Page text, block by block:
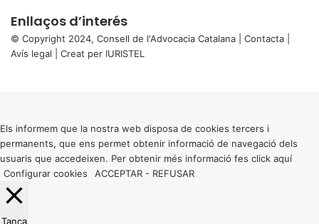
Enllaços d’interés
© Copyright 2024, Consell de l'Advocacia Catalana | Contacta
Avís legal | Creat per IURISTEL
button
Els informem que la nostra web disposa de cookies tercers i
permanents, que ens permet obtenir informació de navegació dels
usuaris que accedeixen. Per obtenir més informació fes click aquí
Configurar cookies
ACCEPTAR - REFUSAR
Tanca